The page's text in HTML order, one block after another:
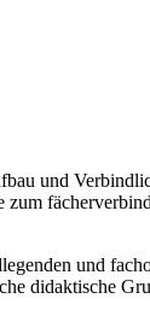
und
und
didaktische